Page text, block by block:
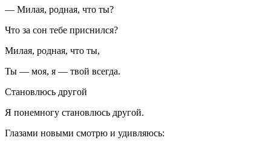
— Милая, родная, что ты?
Что за сон тебе приснился?
Милая, родная, что ты,
Ты — моя, я — твой всегда.
Становлюсь другой
Я понемногу становлюсь другой.
Глазами новыми смотрю и удивляюсь: